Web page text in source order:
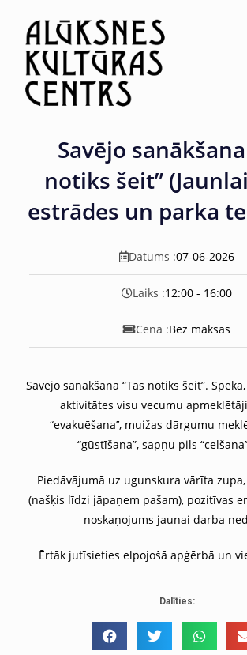
Savējo sanākšana
notiks šeit”
estrādes un parka
Datums :07-06-2026
Laiks :12:00 - 16:00
Cena :Bez maksas
Savējo sanākšana “Tas notiks šeit”.
aktivitātes visu vecumu
“evakuēšana’’, muižas dārgumu
“gūstīšana”, sapņu pils
Piedāvājumā uz ugunskura vārīta
(našķis līdzi jāpaņem pašam), pozitīvas
noskaņojums jaunai darba
Ērtāk jutīsieties elpojošā apģērbā un
Dalīties: